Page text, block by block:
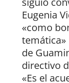
Eugenia
«como
de
directivo
«Es el